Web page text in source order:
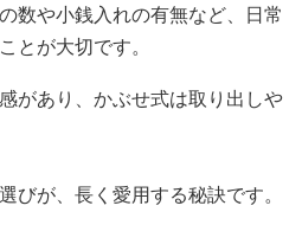
数や小銭入れの有無など、日常
とが大切です。
があり、かぶせ式は取り出しや
びが、長く愛用する秘訣です。